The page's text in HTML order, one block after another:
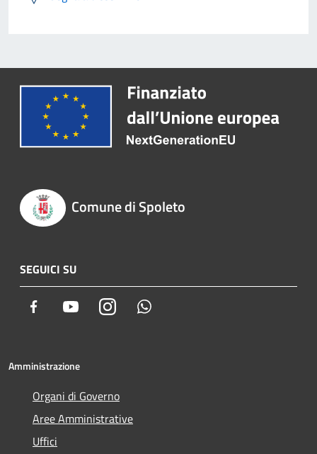
Comune di Spoleto
SEGUICI SU
Facebook YoutubeInstagram
Amministrazione
Organi di Governo
Aree Amministrative
Uffici